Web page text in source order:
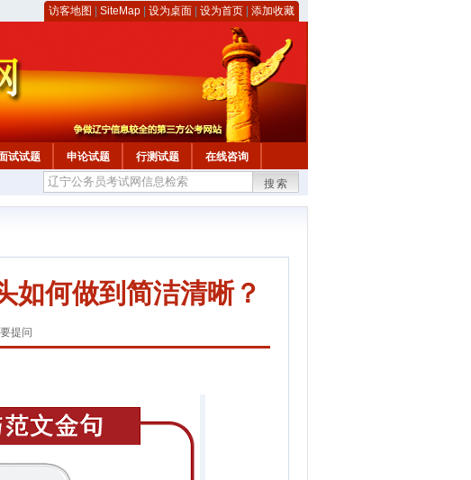
访客地图 SiteMap 设为桌面 设为首页 添加收藏
试试题 申论试题 行测试题 在线咨询
搜索
何做到简洁清晰？
提问